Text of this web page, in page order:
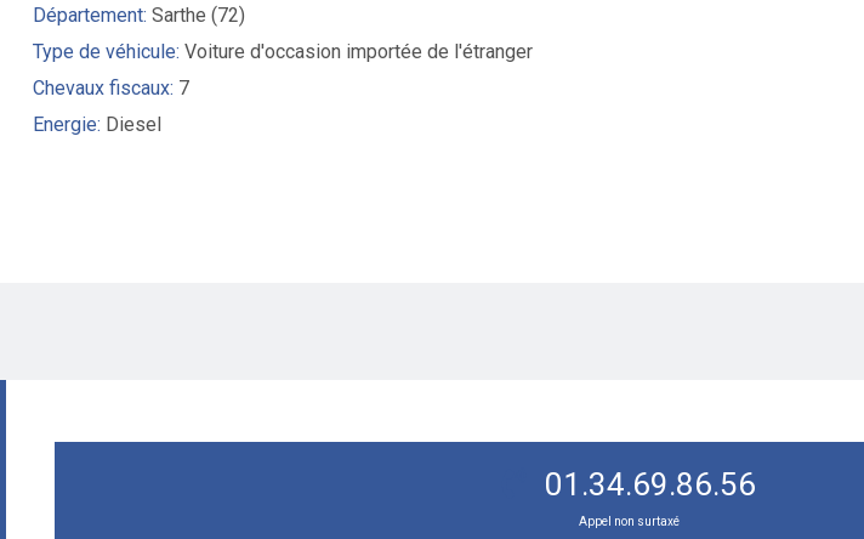
Département: Sarthe (72)
Type de véhicule: Voiture d'occasion importée de l'étranger
Chevaux fiscaux: 7
Energie: Diesel
01.34.69.86.56
Appel non surtaxé